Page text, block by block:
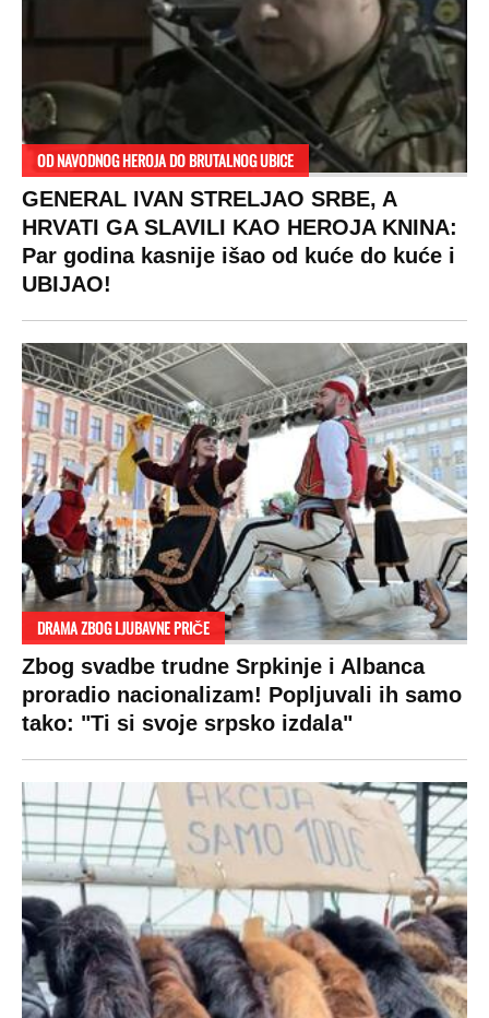
DRAMA ZBOG LJUBAVNE PRIČE
Zbog svadbe trudne Srpkinje i Albanca
proradio nacionalizam! Popljuvali ih samo
tako: "Ti si svoje srpsko izdala"
RAJ!
Žene u Srbiji su poludele za njima,
ogledaju se, bacaju pare: Ovde bunde
koštaju 100 evra, a neke i 2.000 dinara!
SPREMITE SE
Za posnu slavsku trpezu ove godine treba
izdvojiti ozbiljnu sumu novca: Nečija cela